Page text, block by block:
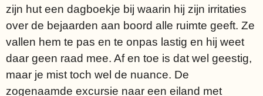
zijn hut een dagboekje bij waarin hij zijn irritaties
over de bejaarden aan boord alle ruimte geeft. Ze
vallen hem te pas en te onpas lastig en hij weet
daar geen raad mee. Af en toe is dat wel geestig,
maar je mist toch wel de nuance. De
zogenaamde excursie naar een eiland met